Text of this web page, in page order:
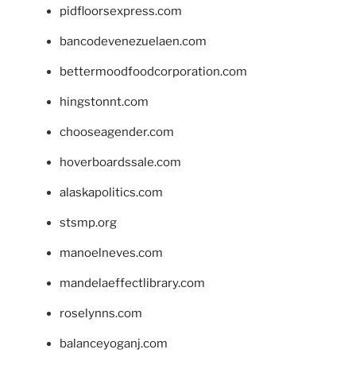
pidfloorsexpress.com
bancodevenezuelaen.com
bettermoodfoodcorporation.com
hingstonnt.com
chooseagender.com
hoverboardssale.com
alaskapolitics.com
stsmp.org
manoelneves.com
mandelaeffectlibrary.com
roselynns.com
balanceyoganj.com